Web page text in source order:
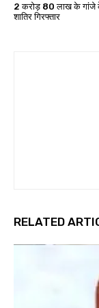
2 करोड़ 80 लाख के गांजे
शातिर गिरफ्तार
RELATED